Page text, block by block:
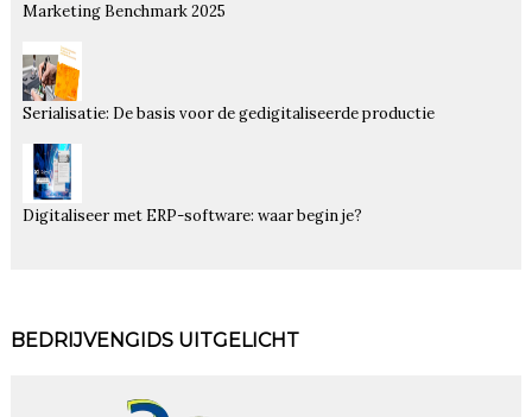
Marketing Benchmark 2025
Serialisatie: De basis voor de gedigitaliseerde productie
Digitaliseer met ERP-software: waar begin je?
BEDRIJVENGIDS UITGELICHT